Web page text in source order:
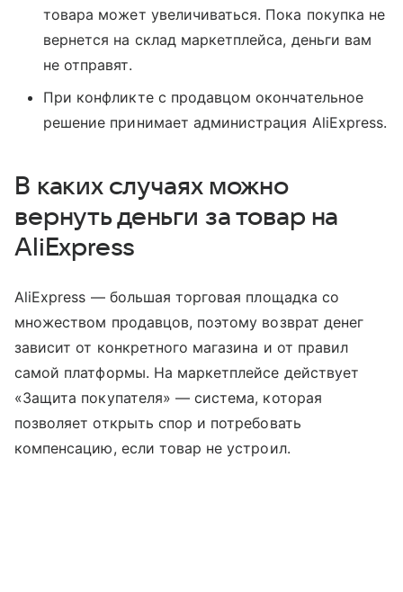
товара может увеличиваться. Пока покупка не
вернется на склад маркетплейса, деньги вам
не отправят.
При конфликте с продавцом окончательное
решение принимает администрация AliExpress.
В каких случаях можно
вернуть деньги за товар на
AliExpress
AliExpress — большая торговая площадка со
множеством продавцов, поэтому возврат денег
зависит от конкретного магазина и от правил
самой платформы. На маркетплейсе действует
«Защита покупателя» — система, которая
позволяет открыть спор и потребовать
компенсацию, если товар не устроил.